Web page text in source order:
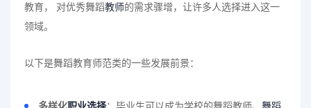
教育， 对优秀舞蹈教师的需求骤增，让许多人选择进入这一
领域。
以下是舞蹈教育师范类的一些发展前景：